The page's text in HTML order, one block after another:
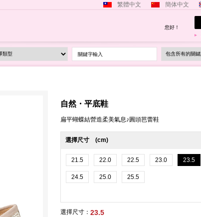
繁體中文 簡体中文
您好！
關鍵字輸入
自然・平底鞋
扁平蝴蝶結營造柔美氣息♪圓頭芭蕾鞋
選擇尺寸 (cm)
21.5 22.0 22.5 23.0 23.5
24.5 25.0 25.5
選擇尺寸： 23.5